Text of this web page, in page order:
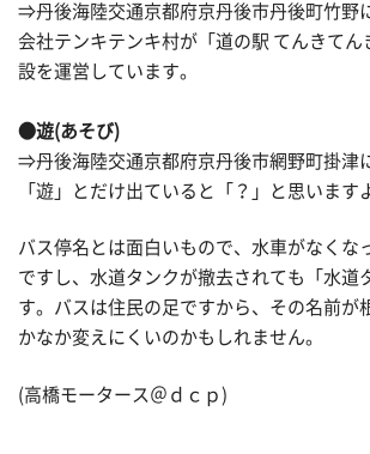
⇒丹後海陸交通京都府京丹後市丹後町竹野
会社テンキテンキ村が「道の駅 てんきてん
設を運営しています。
●遊(あそび)
⇒丹後海陸交通京都府京丹後市網野町掛津
「遊」とだけ出ていると「？」と思います
バス停名とは面白いもので、水車がなくな
ですし、水道タンクが撤去されても「水道
す。バスは住民の足ですから、その名前が
かなか変えにくいのかもしれません。
(高橋モータース＠ｄｃｐ)